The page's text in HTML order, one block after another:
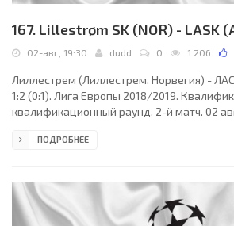
167. Lillestrøm SK (NOR) - LASK
02-авг, 19:30 dudd 0 1 206
Лиллестрем (Лиллестрем, Норвегия) -
1:2 (0:1). Лига Европы 2018/2019.
квалификационный раунд. 2-й матч. 02
Стадион Оросен. 1975 зрителей (16 % при
Вальдимарссон (Исландия). Резервный
Кристьянссон (Исландия). Лиллестрем:
ПОДРОБНЕЕ